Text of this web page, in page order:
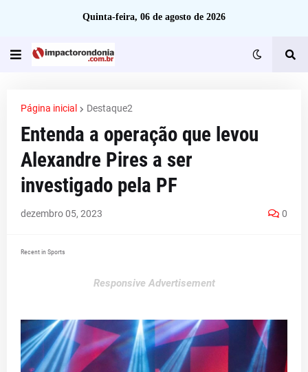
Quinta-feira, 06 de agosto de 2026
Página inicial Destaque2
Entenda a operação que levou
Alexandre Pires a ser
investigado pela PF
dezembro 05, 2023 0
Recent in Sports
Responsive Advertisement